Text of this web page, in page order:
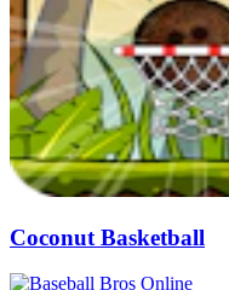
Coconut Basketball